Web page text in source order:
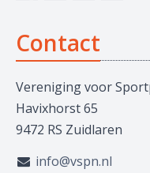
Contact
Vereniging voor
Havixhorst 65
9472 RS Zuidlaren
info@vspn.nl